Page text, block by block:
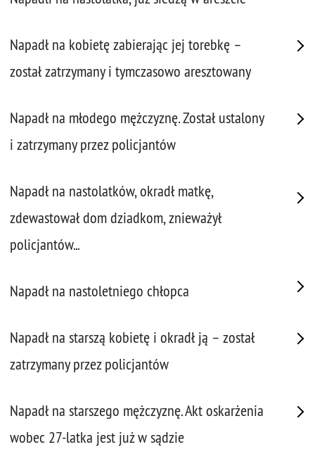
Napadł na kobietę zabierając jej torebkę –
został zatrzymany i tymczasowo aresztowany
Napadł na młodego mężczyznę. Został ustalony
i zatrzymany przez policjantów
Napadł na nastolatków, okradł matkę,
zdewastował dom dziadkom, znieważył
policjantów...
Napadł na nastoletniego chłopca
Napadł na starszą kobietę i okradł ją – został
zatrzymany przez policjantów
Napadł na starszego mężczyznę. Akt oskarżenia
wobec 27-latka jest już w sądzie